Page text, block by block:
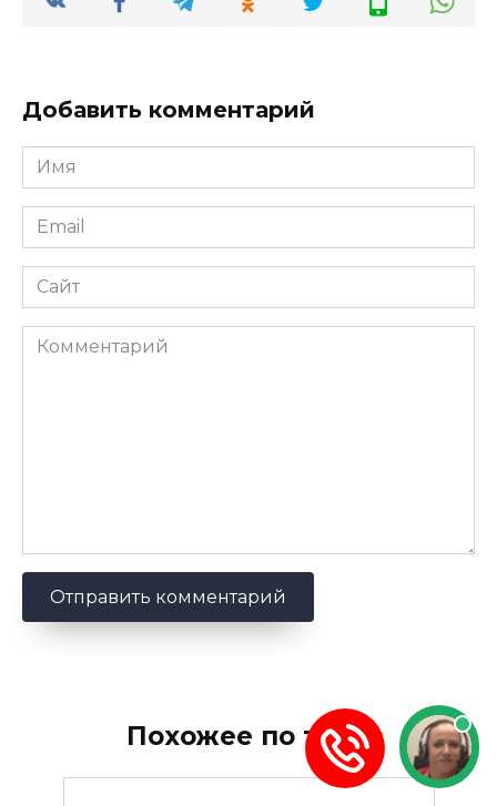
Добавить комментарий
Имя
*
Email
*
Сайт
Комментарий
Похожее по теме